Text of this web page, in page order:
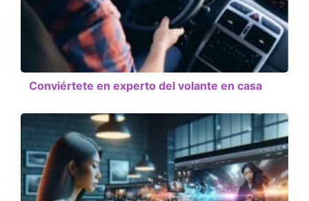
Conviértete en experto del volante en casa